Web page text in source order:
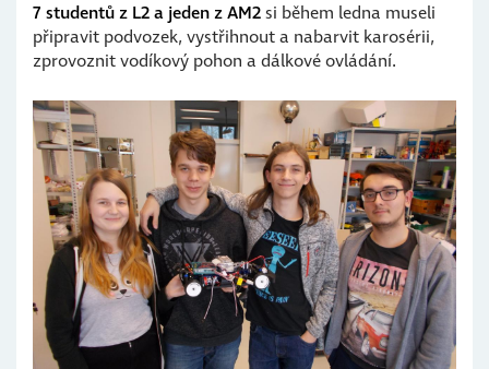
7 studentů z L2 a jeden z AM2si během ledna museli
připravit podvozek, vystřihnout a nabarvit karosérii,
zprovoznit vodíkový pohon a dálkové ovládání.